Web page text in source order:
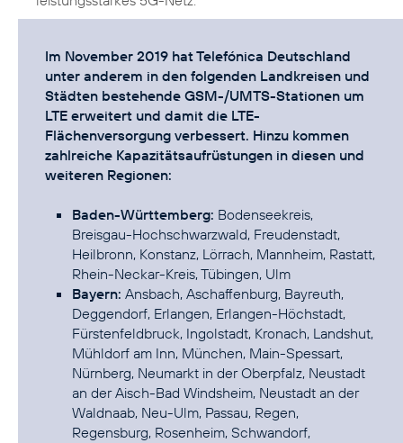
Im November 2019 hat Telefónica Deutschland
unter anderem in den folgenden Landkreisen und
Städten bestehende GSM-/UMTS-Stationen um
LTE erweitert und damit die LTE-
Flächenversorgung verbessert. Hinzu kommen
zahlreiche Kapazitätsaufrüstungen in diesen und
weiteren Regionen:
Baden-Württemberg: Bodenseekreis,
Breisgau-Hochschwarzwald, Freudenstadt,
Heilbronn, Konstanz, Lörrach, Mannheim, Rastatt,
Bayern: Ansbach, Aschaffenburg, Bayreuth,
Deggendorf, Erlangen, Erlangen-Höchstadt,
Fürstenfeldbruck, Ingolstadt, Kronach, Landshut,
Mühldorf am Inn, München, Main-Spessart,
Nürnberg, Neumarkt in der Oberpfalz, Neustadt
an der Aisch-Bad Windsheim, Neustadt an der
Waldnaab, Neu-Ulm, Passau, Regen,
Regensburg, Rosenheim, Schwandorf,